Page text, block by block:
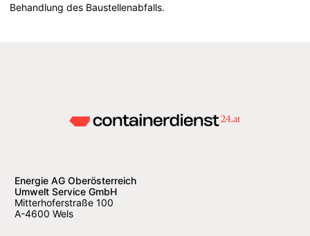
Behandlung des Baustellenabfalls.
Energie AG Oberösterreich
Umwelt Service GmbH
Mitterhoferstraße 100
A-4600 Wels